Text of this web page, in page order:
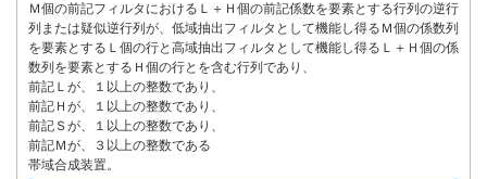
Ｍ個の前記フィルタにおけるＬ＋Ｈ個の前記係数を要素とする行列の逆行
列または疑似逆行列が、低域抽出フィルタとして機能し得るＭ個の係数列
を要素とするＬ個の行と高域抽出フィルタとして機能し得るＬ＋Ｈ個の係
数列を要素とするＨ個の行とを含む行列であり、
前記Ｌが、１以上の整数であり、
前記Ｈが、１以上の整数であり、
前記Ｓが、１以上の整数であり、
前記Ｍが、３以上の整数である
帯域合成装置。